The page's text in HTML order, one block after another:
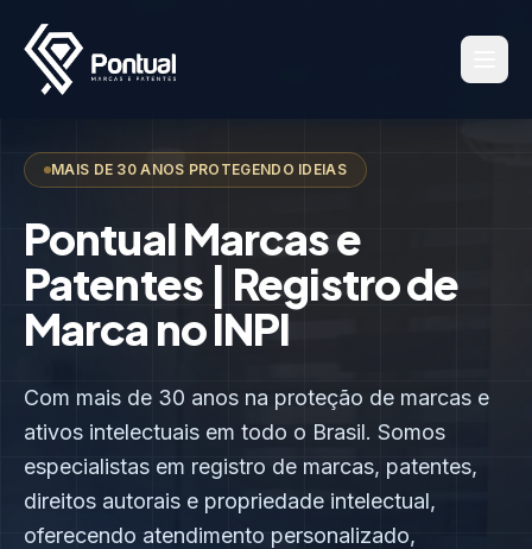
MAIS DE 30 ANOS PROTEGENDO IDEIAS
Pontual Marcas e
Patentes | Registro de
Marca no INPI
Com mais de 30 anos na proteção de marcas e
ativos intelectuais em todo o Brasil. Somos
especialistas em registro de marcas, patentes,
direitos autorais e propriedade intelectual,
oferecendo atendimento personalizado,